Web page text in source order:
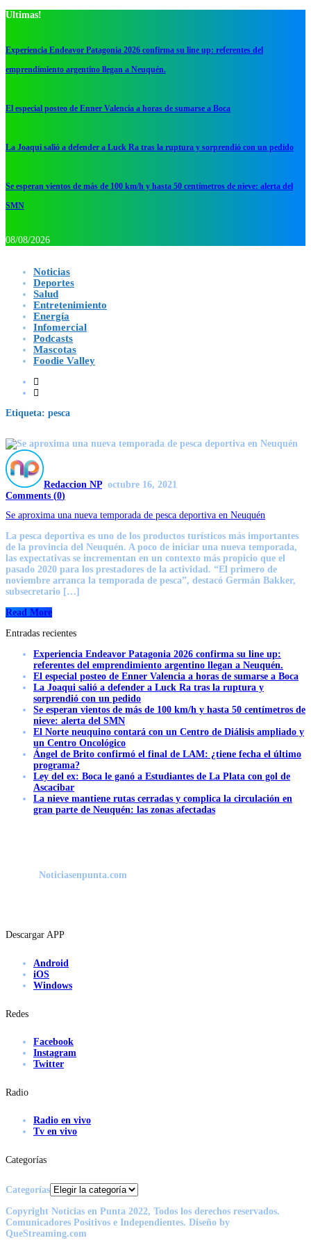
Ultimas!
Experiencia Endeavor Patagonia 2026 confirma su line up: referentes del
emprendimiento argentino llegan a Neuquén.
El especial posteo de Enner Valencia a horas de sumarse a Boca
La Joaqui salió a defender a Luck Ra tras la ruptura y sorprendió con un pedido
Se esperan vientos de más de 100 km/h y hasta 50 centímetros de nieve: alerta del
SMN
08/08/2026
Noticias
Deportes
Salud
Entretenimiento
Energía
Infomercial
Podcasts
Mascotas
Foodie Valley
Etiqueta: pesca
Redaccion NP octubre 16, 2021
Comments (0)
Se aproxima una nueva temporada de pesca deportiva en Neuquén
La pesca deportiva es uno de los productos turísticos más importantes
de la provincia del Neuquén. A poco de iniciar una nueva temporada,
las expectativas se incrementan en un contexto más propicio que el
pasado 2020 para los prestadores de la actividad. “El primero de
noviembre arranca la temporada de pesca”, destacó Germán Bakker,
subsecretario […]
Read More
Entradas recientes
Experiencia Endeavor Patagonia 2026 confirma su line up:
referentes del emprendimiento argentino llegan a Neuquén.
El especial posteo de Enner Valencia a horas de sumarse a Boca
La Joaqui salió a defender a Luck Ra tras la ruptura y
sorprendió con un pedido
Se esperan vientos de más de 100 km/h y hasta 50 centímetros de
nieve: alerta del SMN
El Norte neuquino contará con un Centro de Diálisis ampliado y
un Centro Oncológico
Ángel de Brito confirmó el final de LAM: ¿tiene fecha el último
programa?
Ley del ex: Boca le ganó a Estudiantes de La Plata con gol de
Ascacibar
La nieve mantiene rutas cerradas y complica la circulación en
gran parte de Neuquén: las zonas afectadas
Noticiasenpunta.com
Descargar APP
Android
iOS
Windows
Redes
Facebook
Instagram
Twitter
Radio
Radio en vivo
Tv en vivo
Categorías
Categorías
Copyright Noticias en Punta 2022, Todos los derechos reservados.
Comunicadores Positivos e Independientes. Diseño by
QueStreaming.com